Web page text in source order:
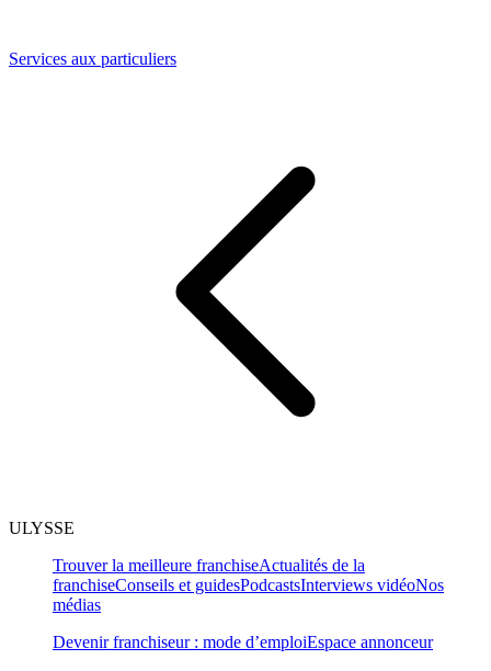
Services aux particuliers
ULYSSE
Trouver la meilleure franchiseActualités de la
franchiseConseils et guidesPodcastsInterviews vidéoNos
médias
Devenir franchiseur : mode d’emploiEspace annonceur